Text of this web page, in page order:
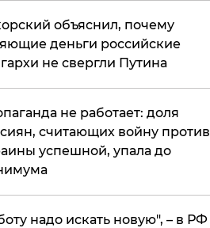
объяснил, почему
деньги российские
не свергли Путина
не работает: доля
считающих войну против
успешной, упала до
надо искать новую", – в РФ